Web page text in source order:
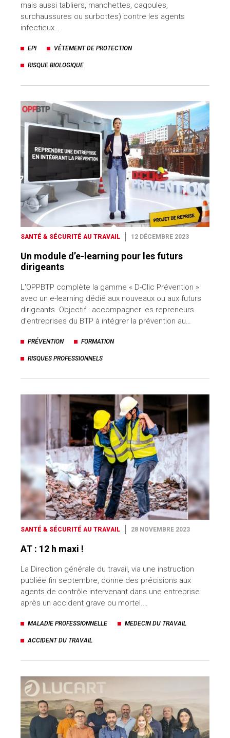
mais aussi tabliers, manchettes, cagoules,
surchaussures ou surbottes) contre les agents
infectieux…
EPI VÊTEMENT DE PROTECTION
RISQUE BIOLOGIQUE
SANTÉ & SÉCURITÉ AU TRAVAIL 12 DÉCEMBRE 2023
Un module d’e-learning pour les futurs
dirigeants
L'OPPBTP complète la gamme « D-Clic Prévention »
avec un e-learning dédié aux nouveaux ou aux futurs
dirigeants. Objectif : accompagner les repreneurs
d’entreprises du BTP à intégrer la prévention au…
PRÉVENTION FORMATION
RISQUES PROFESSIONNELS
SANTÉ & SÉCURITÉ AU TRAVAIL 28 NOVEMBRE 2023
AT : 12 h maxi !
La Direction générale du travail, via une instruction
publiée fin septembre, donne des précisions aux
agents de contrôle intervenant dans une entreprise
après un accident grave ou mortel.…
MALADIE PROFESSIONNELLE MEDECIN DU TRAVAIL
ACCIDENT DU TRAVAIL